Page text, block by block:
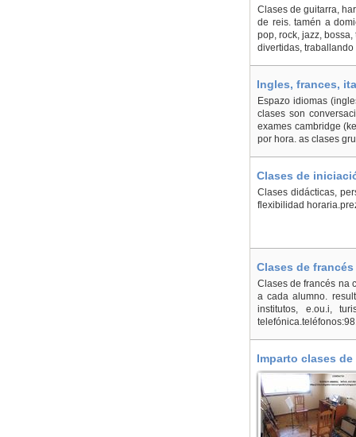
Clases de guitarra,
de reis. tamén a
pop, rock, jazz,
divertidas,
Ingles, frances,
Espazo idiomas
clases son
exames cambridge
por hora. as clases
Clases de
Clases didácticas,
flexibilidad
Clases de
Clases de francés na
a cada alumno.
institutos, e.ou.i,
Imparto clases